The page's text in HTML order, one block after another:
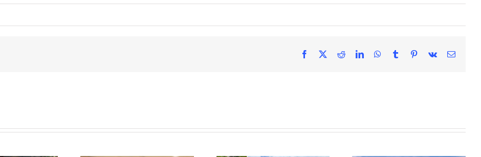
Facebook RedditLinkedInWhatsApp
Tumblr Pinterest
Vk Email